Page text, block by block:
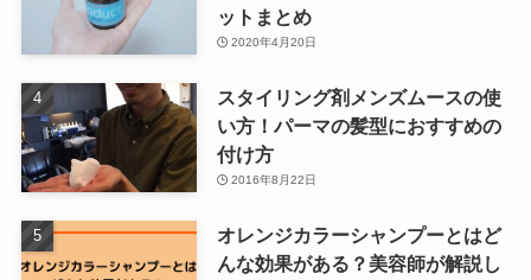
ットまとめ
2020年4月20日
スタイリング剤メンズムースの使
い方！パーマの髪型におすすめの
付け方
2016年8月22日
オレンジカラーシャンプーとはど
んな効果がある？美容師が解説し